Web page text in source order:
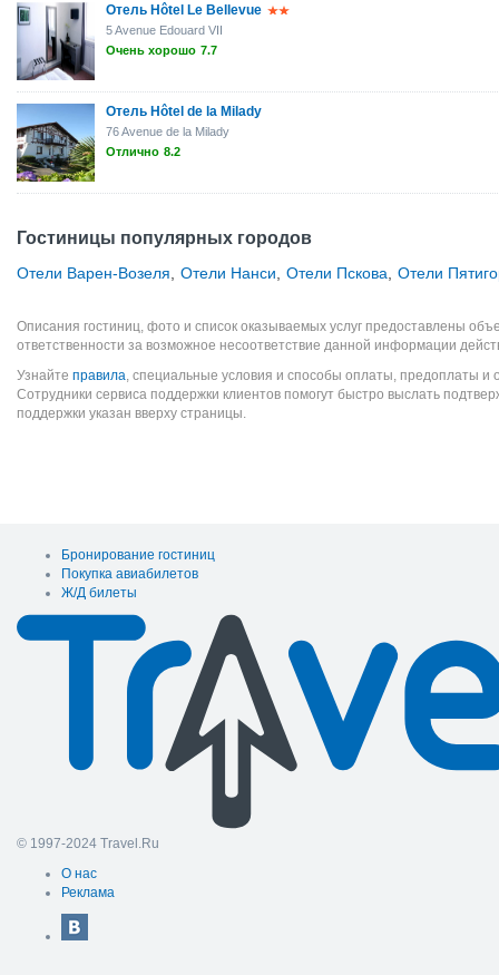
Отель Hôtel Le Bellevue
5 Avenue Edouard VII
Очень хорошо 7.7
Отель Hôtel de la Milady
76 Avenue de la Milady
Отлично 8.2
Гостиницы популярных городов
Отели Варен-Возеля Отели Нанси Отели Пскова Отели
Описания гостиниц, фото и список оказываемых услуг предоставлены
ответственности за возможное несоответствие данной информации
Узнайте правила, специальные условия и способы оплаты, предоплаты и
Сотрудники сервиса поддержки клиентов помогут быстро выслать
поддержки указан вверху страницы.
Бронирование гостиниц
Покупка авиабилетов
Ж/Д билеты
© 1997-2024 Travel.Ru
О нас
Реклама